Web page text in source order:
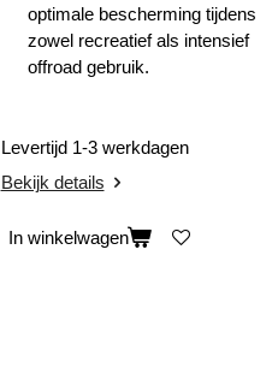
optimale bescherming tijdens
zowel recreatief als intensief
offroad gebruik.
Levertijd 1-3 werkdagen
Bekijk details
In winkelwagen